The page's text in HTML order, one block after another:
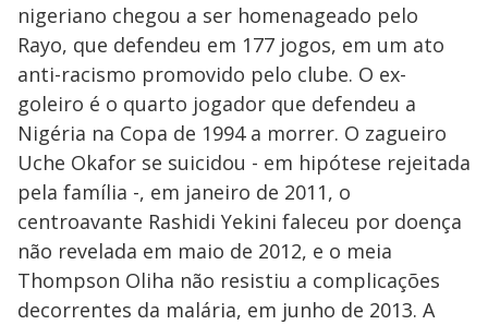
nigeriano chegou a ser homenageado pelo
Rayo, que defendeu em 177 jogos, em um ato
anti-racismo promovido pelo clube. O ex-
goleiro é o quarto jogador que defendeu a
Nigéria na Copa de 1994 a morrer. O zagueiro
Uche Okafor se suicidou - em hipótese rejeitada
pela família -, em janeiro de 2011, o
centroavante Rashidi Yekini faleceu por doença
não revelada em maio de 2012, e o meia
Thompson Oliha não resistiu a complicações
decorrentes da malária, em junho de 2013. A